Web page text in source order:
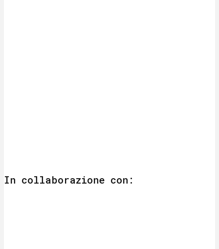
In collaborazione con: